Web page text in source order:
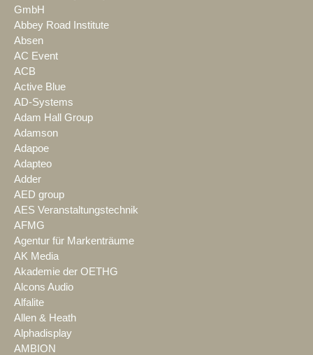
GmbH
Abbey Road Institute
Absen
AC Event
ACB
Active Blue
AD-Systems
Adam Hall Group
Adamson
Adapoe
Adapteo
Adder
AED group
AES Veranstaltungstechnik
AFMG
Agentur für Markenträume
AK Media
Akademie der OETHG
Alcons Audio
Alfalite
Allen & Heath
Alphadisplay
AMBION